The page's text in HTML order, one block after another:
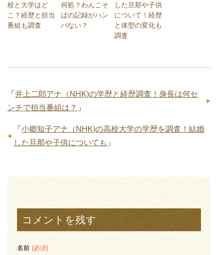
校と大学はど
こ？経歴と担当
番組も調査
何処？わんこそ
ばの記録がハン
パない？
した旦那や子供
について！経歴
と体型の変化も
調査
「 井上二郎アナ（NHK)の学歴と経歴調査！身長は何セ
ンチで担当番組は？ 」
「 小郷知子アナ（NHK)の高校大学の学歴を調査！結婚
した旦那や子供についても 」
コメントを残す
名前 (必須)